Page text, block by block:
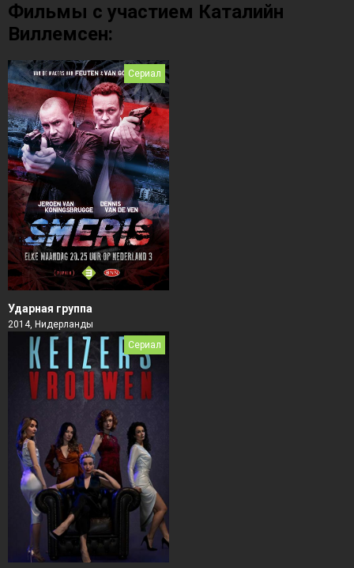
Фильмы с участием Каталийн
Виллемсен:
Сериал
Ударная группа
2014, Нидерланды
Сериал